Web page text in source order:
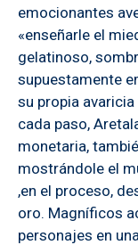
emocionantes
«enseñarle el
gelatinoso,
supuestamente
su propia
cada paso,
monetaria,
mostrándole el
,en el proceso,
oro. Magníficos
personajes en